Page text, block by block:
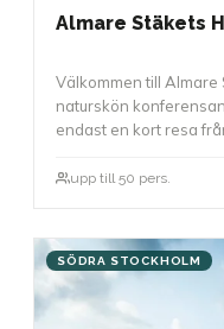
Almare Stäkets
Välkommen till Almare
naturskön
endast en kort resa
upp till 50 pers.
SÖDRA STOCKHOLM